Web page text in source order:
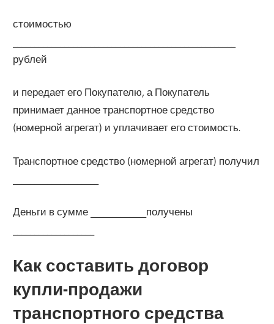
стоимостью
рублей
и передает его Покупателю, а Покупатель
принимает данное транспортное средство
(номерной агрегат) и уплачивает его стоимость.
Транспортное средство (номерной агрегат) получил
Деньги в сумме _____________получены
Как составить договор
купли-продажи
транспортного средства